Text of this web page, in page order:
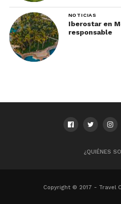
NOTICIAS
Iberostar en
responsable
¿QUIÉNES
Copyright © 2017 - Travel